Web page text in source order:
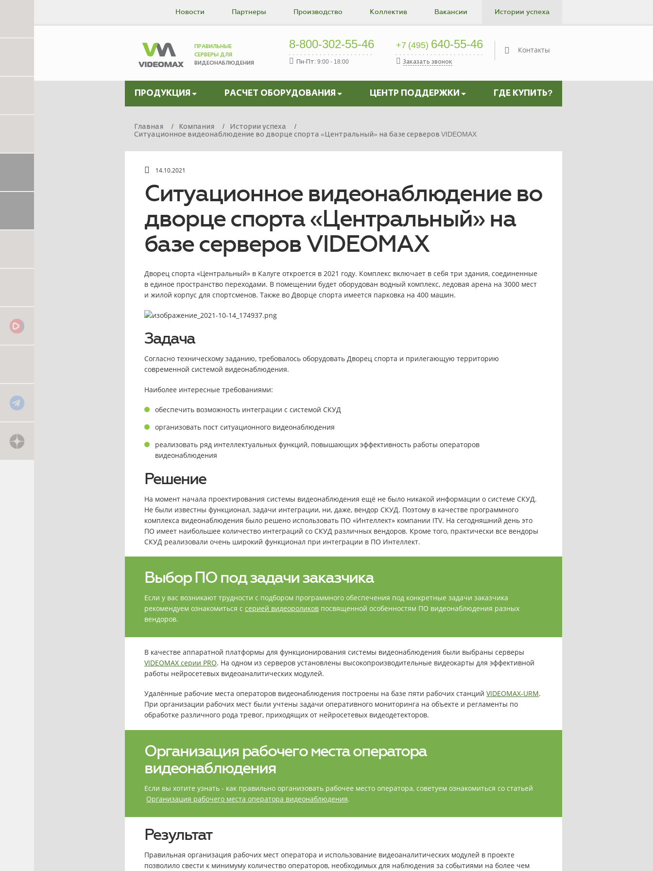
Новости Партнеры Производство Коллектив Вакансии Истории успеха
ПРАВИЛЬНЫЕ
СЕРВЕРЫ ДЛЯ
ВИДЕОНАБЛЮДЕНИЯ
8-800-302-55-46
Пн-Пт: 9:00 - 18:00
+7 (495) 640-55-46
Заказать звонок
Контакты
ПРОДУКЦИЯ РАСЧЕТ ОБОРУДОВАНИЯ ЦЕНТР ПОДДЕРЖКИ ГДЕ КУПИТЬ?
Главная Компания
Истории успеха
Ситуационное видеонаблюдение во дворце спорта «Центральный» на базе серверов VIDEOMAX
14.10.2021
Ситуационное видеонаблюдение во
дворце спорта «Центральный» на
базе серверов VIDEOMAX
Дворец спорта «Центральный» в Калуге откроется в 2021 году. Комплекс включает в себя три здания, соединенные
в единое пространство переходами. В помещении будет оборудован водный комплекс, ледовая арена на 3000 мест
и жилой корпус для спортсменов. Также во Дворце спорта имеется парковка на 400 машин.
Задача
Согласно техническому заданию, требовалось оборудовать Дворец спорта и прилегающую территорию
современной системой видеонаблюдения.
Наиболее интересные требованиями:
обеспечить возможность интеграции с системой СКУД
организовать пост ситуационного видеонаблюдения
реализовать ряд интеллектуальных функций, повышающих эффективность работы операторов
видеонаблюдения
Решение
На момент начала проектирования системы видеонаблюдения ещё не было никакой информации о системе СКУД.
Не были известны функционал, задачи интеграции, ни, даже, вендор СКУД. Поэтому в качестве программного
комплекса видеонаблюдения было решено использовать ПО «Интеллект» компании ITV. На сегодняшний день это
ПО имеет наибольшее количество интеграций со СКУД различных вендоров. Кроме того, практически все вендоры
СКУД реализовали очень широкий функционал при интеграции в ПО Интеллект.
Выбор ПО под задачи заказчика
Если у вас возникают трудности с подбором программного обеспечения под конкретные задачи заказчика
рекомендуем ознакомиться с серией видеороликов посвященной особенностям ПО видеонаблюдения разных
вендоров.
В качестве аппаратной платформы для функционирования системы видеонаблюдения были выбраны серверы
VIDEOMAX серии PRO. На одном из серверов установлены высокопроизводительные видеокарты для эффективной
работы нейросетевых видеоаналитических модулей.
Удалённые рабочие места операторов видеонаблюдения построены на базе пяти рабочих станций VIDEOMAX-URM.
При организации рабочих мест были учтены задачи оперативного мониторинга на объекте и регламенты по
обработке различного рода тревог, приходящих от нейросетевых видеодетекторов.
Организация рабочего места оператора
видеонаблюдения
Если вы хотите узнать - как правильно организовать рабочее место оператора, советуем ознакомиться со статьей
Организация рабочего места оператора видеонаблюдения.
Результат
Правильная организация рабочих мест оператора и использование видеоаналитических модулей в проекте
позволило свести к минимуму количество операторов, необходимых для наблюдения за событиями на более чем